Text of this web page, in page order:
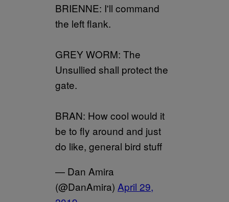
BRIENNE: I'll command
the left flank.
GREY WORM: The
Unsullied shall protect the
gate.
BRAN: How cool would it
be to fly around and just
do like, general bird stuff
— Dan Amira
(@DanAmira) April 29,